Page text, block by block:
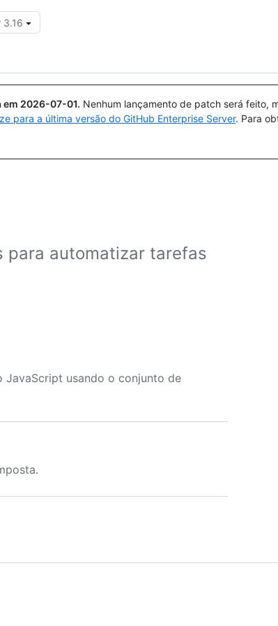
3.16
em 2026-07-01. Nenhum lançamento de patch será feito,
para a última versão do GitHub Enterprise Server. Para
para automatizar tarefas
JavaScript usando o conjunto de